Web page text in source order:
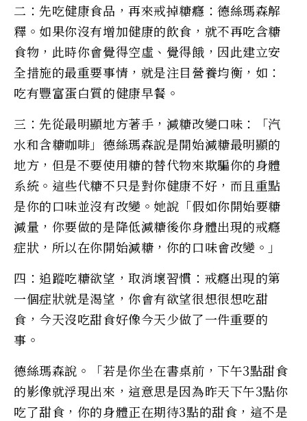
二：先吃健康食品，再來戒掉糖癮：德絲瑪森解
釋。如果你沒有增加健康的飲食，就不再吃含糖
食物，此時你會覺得空虛、覺得餓，因此建立安
全措施的最重要事情，就是注目營養均衡，如：
吃有豐富蛋白質的健康早餐。
三：先從最明顯地方著手，減糖改變口味：「汽
水和含糖咖啡」德絲瑪森說是開始減糖最明顯的
地方，但是不要使用糖的替代物來欺騙你的身體
系統。這些代糖不只是對你健康不好，而且重點
是你的口味並沒有改變。她說「假如你開始要糖
減量，你要做的是降低減糖後你身體出現的戒癮
症狀，所以在你開始減糖，你的口味會改變。」
四：追蹤吃糖欲望，取消壞習慣：戒癮出現的第
一個症狀就是渴望，你會有欲望很想很想吃甜
食，今天沒吃甜食好像今天少做了一件重要的
事。
德絲瑪森說。「若是你坐在書桌前，下午3點甜食
的影像就浮現出來，這意思是因為昨天下午3點你
吃了甜食，你的身體正在期待3點的甜食，這不是